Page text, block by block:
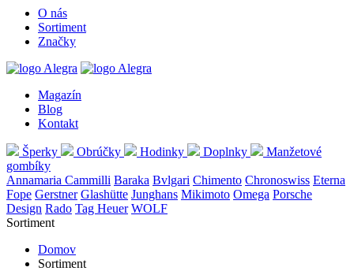
O nás
Sortiment
Značky
Magazín
Blog
Kontakt
Šperky Obrúčky Hodinky Doplnky
Manžetové
gombíky
Annamaria Cammilli Baraka Bvlgari Chimento Chronoswiss Eterna
Fope Gerstner Glashütte Junghans Mikimoto Omega Porsche
Design Rado Tag Heuer WOLF
Sortiment
Domov
Sortiment